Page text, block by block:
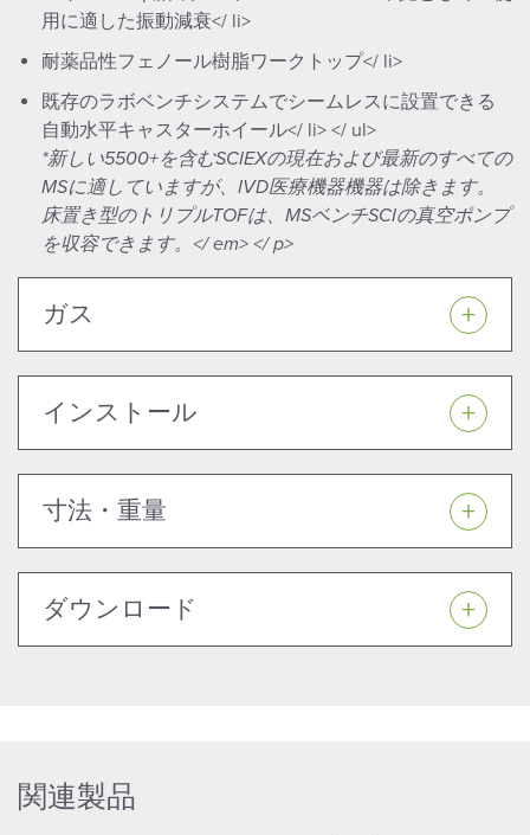
用に適した振動減衰</ li>
耐薬品性フェノール樹脂ワークトップ</ li>
既存のラボベンチシステムでシームレスに設置できる
自動水平キャスターホイール</ li> </ ul>
*新しい5500+を含むSCIEXの現在および最新のすべての
MSに適していますが、IVD医療機器機器は除きます。
床置き型のトリプルTOFは、MSベンチSCIの真空ポンプ
を収容できます。</ em> </ p>
ガス
インストール
寸法・重量
ダウンロード
関連製品